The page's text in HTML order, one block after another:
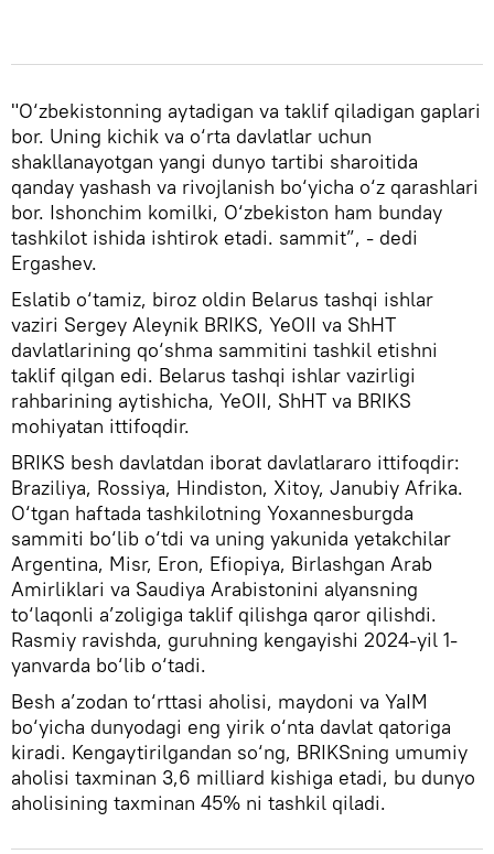
"O‘zbekistonning aytadigan va taklif qiladigan gaplari
bor. Uning kichik va o‘rta davlatlar uchun
shakllanayotgan yangi dunyo tartibi sharoitida
qanday yashash va rivojlanish bo‘yicha o‘z qarashlari
bor. Ishonchim komilki, O‘zbekiston ham bunday
tashkilot ishida ishtirok etadi. sammit”, - dedi
Ergashev.
Eslatib o‘tamiz, biroz oldin Belarus tashqi ishlar
vaziri Sergey Aleynik BRIKS, YeOII va ShHT
davlatlarining qo‘shma sammitini tashkil etishni
taklif qilgan edi. Belarus tashqi ishlar vazirligi
rahbarining aytishicha, YeOII, ShHT va BRIKS
mohiyatan ittifoqdir.
BRIKS besh davlatdan iborat davlatlararo ittifoqdir:
Braziliya, Rossiya, Hindiston, Xitoy, Janubiy Afrika.
O‘tgan haftada tashkilotning Yoxannesburgda
sammiti bo‘lib o‘tdi va uning yakunida yetakchilar
Argentina, Misr, Eron, Efiopiya, Birlashgan Arab
Amirliklari va Saudiya Arabistonini alyansning
to‘laqonli a’zoligiga taklif qilishga qaror qilishdi.
Rasmiy ravishda, guruhning kengayishi 2024-yil 1-
yanvarda bo‘lib o‘tadi.
Besh a’zodan to‘rttasi aholisi, maydoni va YaIM
bo‘yicha dunyodagi eng yirik o‘nta davlat qatoriga
kiradi. Kengaytirilgandan so‘ng, BRIKSning umumiy
aholisi taxminan 3,6 milliard kishiga etadi, bu dunyo
aholisining taxminan 45% ni tashkil qiladi.